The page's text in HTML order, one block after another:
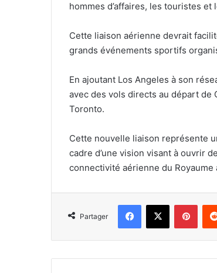
hommes d’affaires, les touristes et
Cette liaison aérienne devrait
grands événements sportifs
En ajoutant Los Angeles à son
avec des vols directs au départ de
Toronto.
Cette nouvelle liaison représente
cadre d’une vision visant à ouvrir
connectivité aérienne du
Partager
Facebook
X